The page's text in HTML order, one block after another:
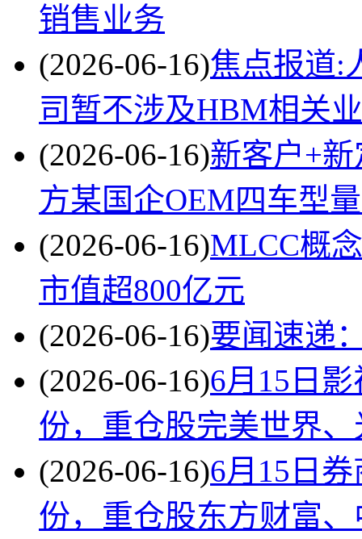
销售业务
(2026-06-16)焦点报道:
司暂不涉及HBM相关
(2026-06-16)新客户+
方某国企OEM四车型
(2026-06-16)MLCC概
市值超800亿元
(2026-06-16)要闻速递
(2026-06-16)6月15日
份，重仓股完美世界
(2026-06-16)6月15日
份，重仓股东方财富